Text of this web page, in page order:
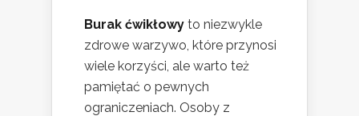
Burak ćwikłowy to niezwykle
zdrowe warzywo, które przynosi
wiele korzyści, ale warto też
pamiętać o pewnych
ograniczeniach. Osoby z